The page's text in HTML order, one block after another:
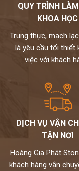
QUY TRÌNH
KHOA HỌC
Trung thực, mạch
là yêu cầu tối thiết
việc với khách
DỊCH VỤ VẬN
TẬN NƠI
Hoàng Gia Phát
khách hàng vận